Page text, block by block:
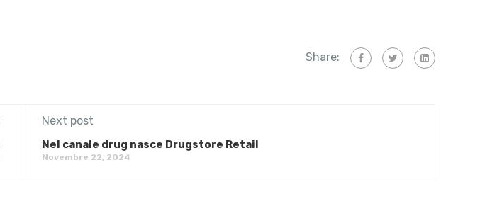
Share:
Next post
Nel canale drug nasce Drugstore Retail
Novembre 22, 2024